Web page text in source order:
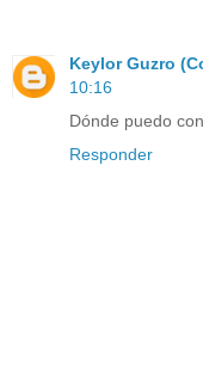
Keylor Guzro
10:16
Dónde puedo
Responder